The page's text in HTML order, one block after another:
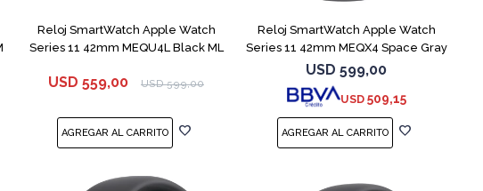
Reloj SmartWatch Apple Watch
Series 11 42mm MEQU4L Black ML
USD 559,00 USD 599,00
Reloj SmartWatch Apple Watch
Series 11 42mm MEQX4 Space Gray
USD 599,00
USD 509,15